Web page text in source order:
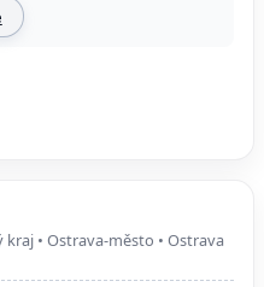
• Ostrava-město • Ostrava